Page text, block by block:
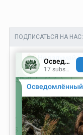
ПОДПИСАТЬСЯ НА НАС: